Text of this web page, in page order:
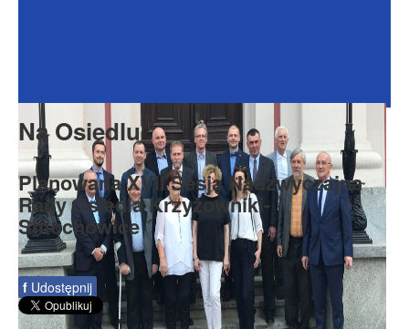
Rada Seniorów
Na Osiedlu
Planowana XVII Sesja Nadzwyczajna
Rady Osiedla Krzyżowniki-
Smochowice
f Udostępnij